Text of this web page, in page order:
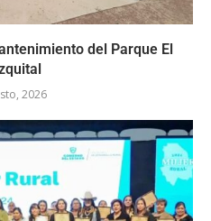
del Parque El
2026